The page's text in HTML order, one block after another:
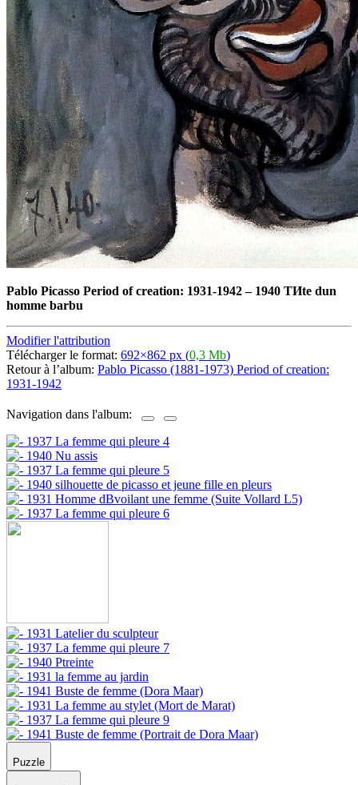
Pablo Picasso Period of creation: 1931-1942– 1940 TИte dun
homme barbu
Modifier l'attribution
Télécharger le format: 692×862 px (0,3 Mb)
Retour à l’album: Pablo Picasso (1881-1973) Period of creation:
1931-1942
Navigation dans l'album:
Puzzle